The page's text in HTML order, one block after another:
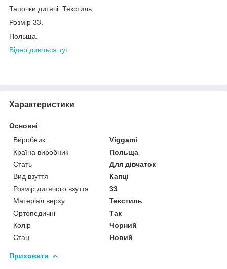
Тапочки дитячі. Текстиль.
Розмір 33.
Польща.
Відео дивіться тут
Характеристики
Основні
Виробник
Viggami
Країна виробник
Польща
Стать
Для дівчаток
Вид взуття
Капці
Розмір дитячого взуття
33
Матеріал верху
Текстиль
Ортопедичні
Так
Колір
Чорний
Стан
Новий
Приховати